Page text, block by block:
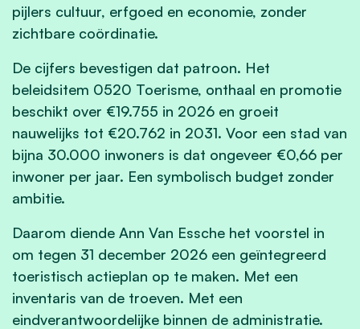
pijlers cultuur, erfgoed en economie, zonder
zichtbare coördinatie.
De cijfers bevestigen dat patroon. Het
beleidsitem 0520 Toerisme, onthaal en promotie
beschikt over €19.755 in 2026 en groeit
nauwelijks tot €20.762 in 2031. Voor een stad van
bijna 30.000 inwoners is dat ongeveer €0,66 per
inwoner per jaar. Een symbolisch budget zonder
ambitie.
Daarom diende Ann Van Essche het voorstel in
om tegen 31 december 2026 een geïntegreerd
toeristisch actieplan op te maken. Met een
inventaris van de troeven. Met een
eindverantwoordelijke binnen de administratie.